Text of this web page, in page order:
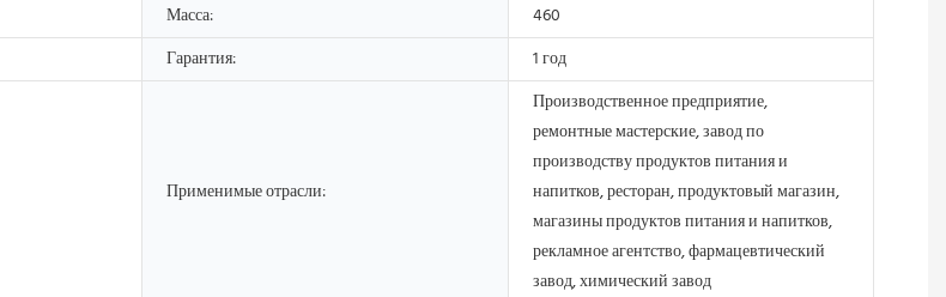
Масса:
460
Гарантия: 1 год
Применимые отрасли:
Производственное предприятие,
ремонтные мастерские, завод по
производству продуктов питания и
напитков, ресторан, продуктовый магазин,
магазины продуктов питания и напитков,
рекламное агентство, фармацевтический
завод, химический завод